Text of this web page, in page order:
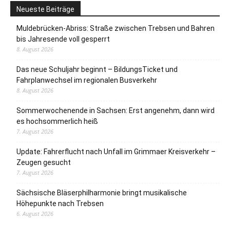
Neueste Beiträge
Muldebrücken-Abriss: Straße zwischen Trebsen und Bahren
bis Jahresende voll gesperrt
8. August 2026
Das neue Schuljahr beginnt – BildungsTicket und
Fahrplanwechsel im regionalen Busverkehr
8. August 2026
Sommerwochenende in Sachsen: Erst angenehm, dann wird
es hochsommerlich heiß
7. August 2026
Update: Fahrerflucht nach Unfall im Grimmaer Kreisverkehr –
Zeugen gesucht
7. August 2026
Sächsische Bläserphilharmonie bringt musikalische
Höhepunkte nach Trebsen
6. August 2026